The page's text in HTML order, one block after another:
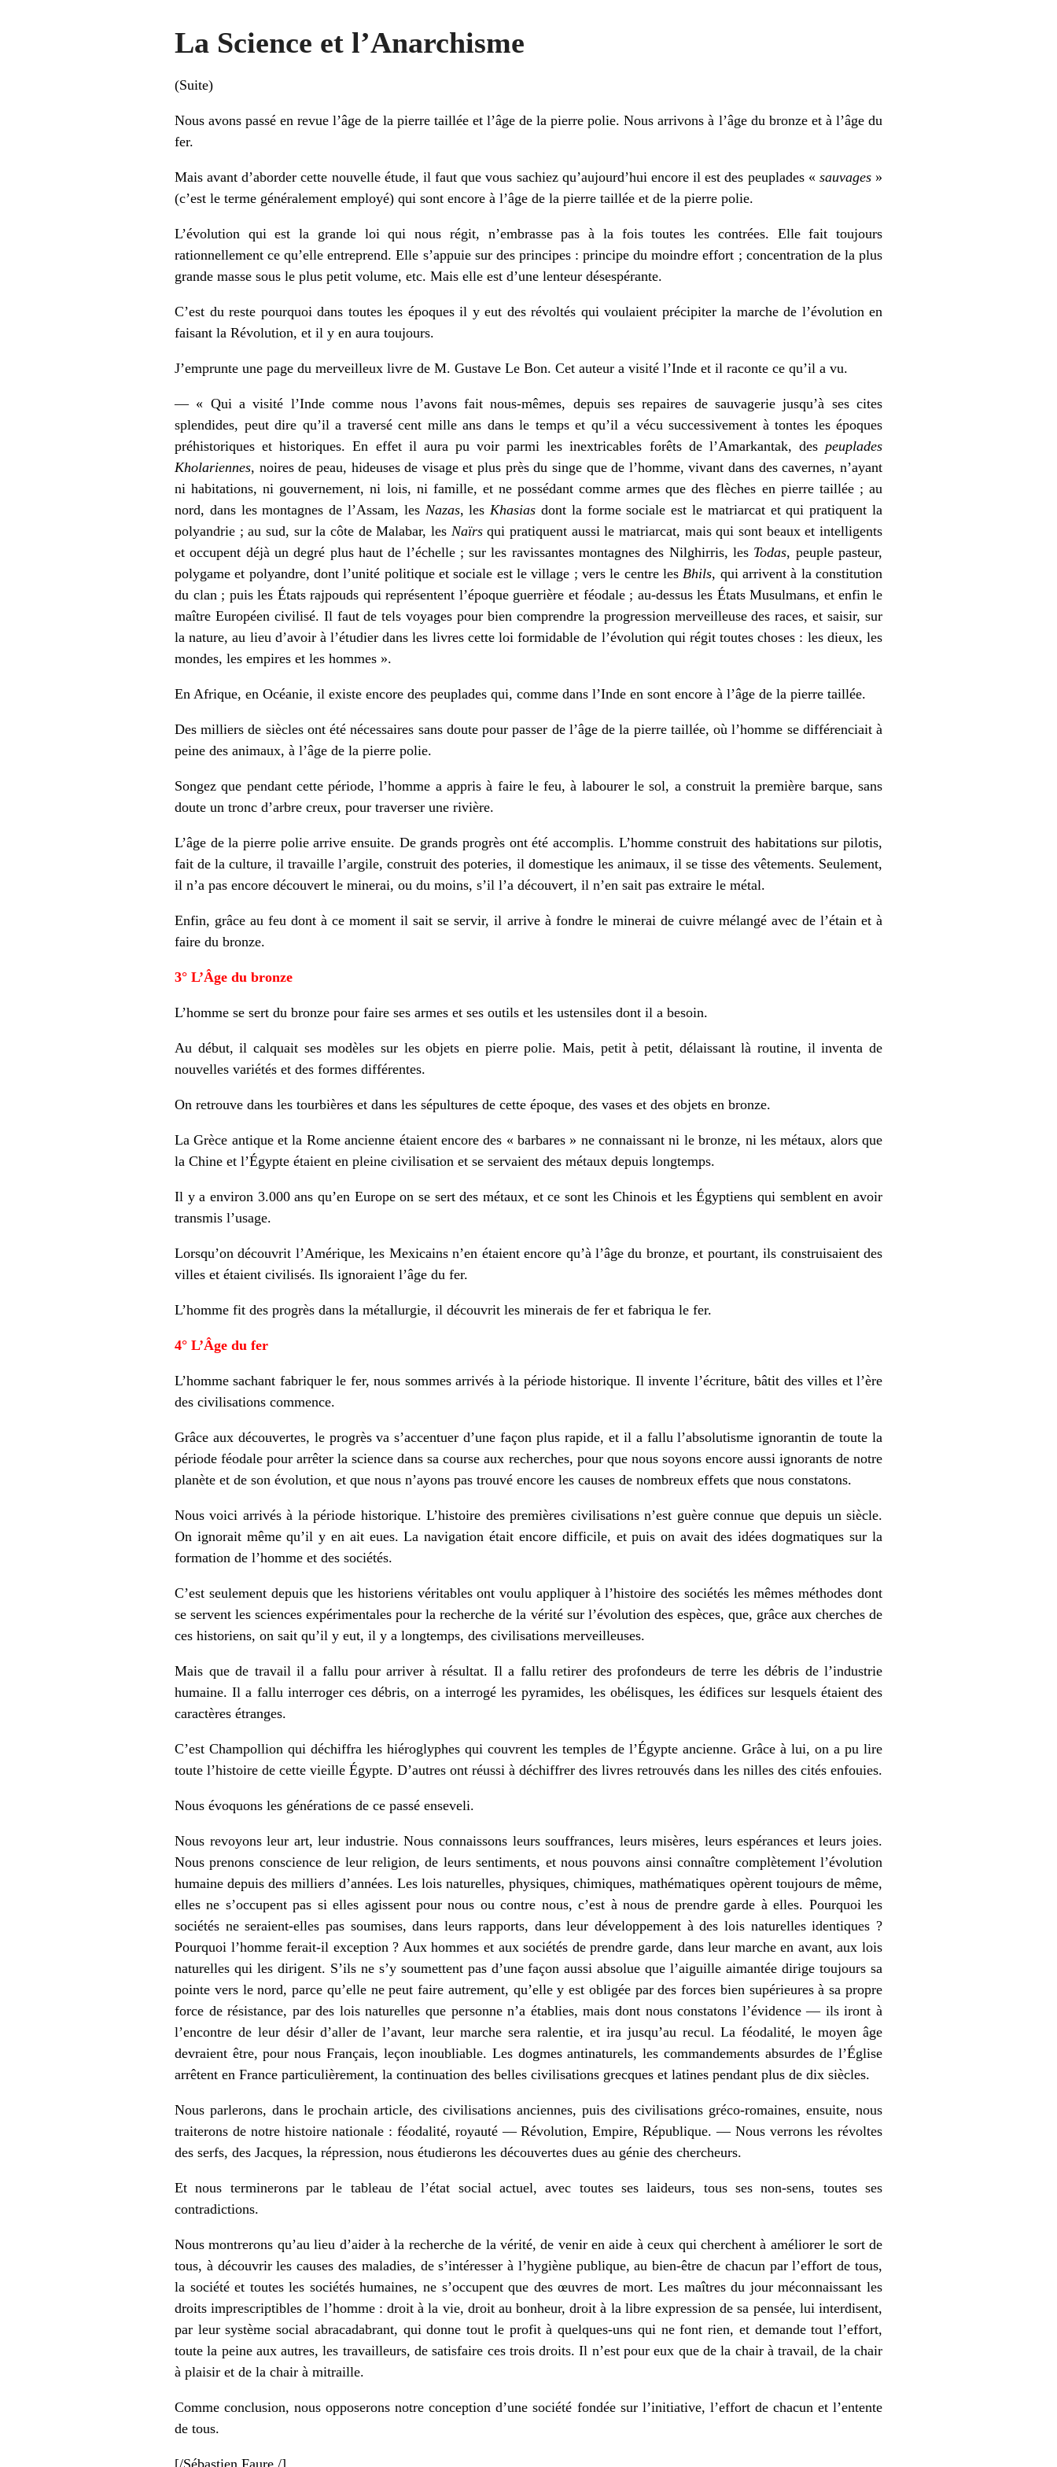
La Science et l’Anarchisme
(Suite)
Nous avons passé en revue l’âge de la pierre taillée et l’âge de la pierre polie. Nous arrivons à l’âge du bronze et à l’âge du
fer.
Mais avant d’aborder cette nouvelle étude, il faut que vous sachiez qu’aujourd’hui encore il est des peuplades « sauvages»
(c’est le terme généralement employé) qui sont encore à l’âge de la pierre taillée et de la pierre polie.
L’évolution qui est la grande loi qui nous régit, n’embrasse pas à la fois toutes les contrées. Elle fait toujours
rationnellement ce qu’elle entreprend. Elle s’appuie sur des principes : principe du moindre effort ; concentration de la plus
grande masse sous le plus petit volume, etc. Mais elle est d’une lenteur désespérante.
C’est du reste pourquoi dans toutes les époques il y eut des révoltés qui voulaient précipiter la marche de l’évolution en
faisant la Révolution, et il y en aura toujours.
J’emprunte une page du merveilleux livre de M. Gustave Le Bon. Cet auteur a visité l’Inde et il raconte ce qu’il a vu.
— « Qui a visité l’Inde comme nous l’avons fait nous-mêmes, depuis ses repaires de sauvagerie jusqu’à ses cites
splendides, peut dire qu’il a traversé cent mille ans dans le temps et qu’il a vécu successivement à tontes les époques
préhistoriques et historiques. En effet il aura pu voir parmi les inextricables forêts de l’Amarkantak, des peuplades
Kholariennes, noires de peau, hideuses de visage et plus près du singe que de l’homme, vivant dans des cavernes, n’ayant
ni habitations, ni gouvernement, ni lois, ni famille, et ne possédant comme armes que des flèches en pierre taillée ; au
nord, dans les montagnes de l’Assam, les Nazas, les Khasias dont la forme sociale est le matriarcat et qui pratiquent la
polyandrie ; au sud, sur la côte de Malabar, les Naïrsqui pratiquent aussi le matriarcat, mais qui sont beaux et intelligents
et occupent déjà un degré plus haut de l’échelle ; sur les ravissantes montagnes des Nilghirris, les Todas, peuple pasteur,
polygame et polyandre, dont l’unité politique et sociale est le village ; vers le centre les Bhils, qui arrivent à la constitution
du clan ; puis les États rajpouds qui représentent l’époque guerrière et féodale ; au-dessus les États Musulmans, et enfin le
maître Européen civilisé. Il faut de tels voyages pour bien comprendre la progression merveilleuse des races, et saisir, sur
la nature, au lieu d’avoir à l’étudier dans les livres cette loi formidable de l’évolution qui régit toutes choses : les dieux, les
mondes, les empires et les hommes ».
En Afrique, en Océanie, il existe encore des peuplades qui, comme dans l’Inde en sont encore à l’âge de la pierre taillée.
Des milliers de siècles ont été nécessaires sans doute pour passer de l’âge de la pierre taillée, où l’homme se différenciait à
peine des animaux, à l’âge de la pierre polie.
Songez que pendant cette période, l’homme a appris à faire le feu, à labourer le sol, a construit la première barque, sans
doute un tronc d’arbre creux, pour traverser une rivière.
L’âge de la pierre polie arrive ensuite. De grands progrès ont été accomplis. L’homme construit des habitations sur pilotis,
fait de la culture, il travaille l’argile, construit des poteries, il domestique les animaux, il se tisse des vêtements. Seulement,
il n’a pas encore découvert le minerai, ou du moins, s’il l’a découvert, il n’en sait pas extraire le métal.
Enfin, grâce au feu dont à ce moment il sait se servir, il arrive à fondre le minerai de cuivre mélangé avec de l’étain et à
faire du bronze.
3° L’Âge du bronze
L’homme se sert du bronze pour faire ses armes et ses outils et les ustensiles dont il a besoin.
Au début, il calquait ses modèles sur les objets en pierre polie. Mais, petit à petit, délaissant là routine, il inventa de
nouvelles variétés et des formes différentes.
On retrouve dans les tourbières et dans les sépultures de cette époque, des vases et des objets en bronze.
La Grèce antique et la Rome ancienne étaient encore des « barbares » ne connaissant ni le bronze, ni les métaux, alors que
la Chine et l’Égypte étaient en pleine civilisation et se servaient des métaux depuis longtemps.
Il y a environ 3.000 ans qu’en Europe on se sert des métaux, et ce sont les Chinois et les Égyptiens qui semblent en avoir
transmis l’usage.
Lorsqu’on découvrit l’Amérique, les Mexicains n’en étaient encore qu’à l’âge du bronze, et pourtant, ils construisaient des
villes et étaient civilisés. Ils ignoraient l’âge du fer.
L’homme fit des progrès dans la métallurgie, il découvrit les minerais de fer et fabriqua le fer.
4° L’Âge du fer
L’homme sachant fabriquer le fer, nous sommes arrivés à la période historique. Il invente l’écriture, bâtit des villes et l’ère
des civilisations commence.
Grâce aux découvertes, le progrès va s’accentuer d’une façon plus rapide, et il a fallu l’absolutisme ignorantin de toute la
période féodale pour arrêter la science dans sa course aux recherches, pour que nous soyons encore aussi ignorants de notre
planète et de son évolution, et que nous n’ayons pas trouvé encore les causes de nombreux effets que nous constatons.
Nous voici arrivés à la période historique. L’histoire des premières civilisations n’est guère connue que depuis un siècle.
On ignorait même qu’il y en ait eues. La navigation était encore difficile, et puis on avait des idées dogmatiques sur la
formation de l’homme et des sociétés.
C’est seulement depuis que les historiens véritables ont voulu appliquer à l’histoire des sociétés les mêmes méthodes dont
se servent les sciences expérimentales pour la recherche de la vérité sur l’évolution des espèces, que, grâce aux cherches de
ces historiens, on sait qu’il y eut, il y a longtemps, des civilisations merveilleuses.
Mais que de travail il a fallu pour arriver à résultat. Il a fallu retirer des profondeurs de terre les débris de l’industrie
humaine. Il a fallu interroger ces débris, on a interrogé les pyramides, les obélisques, les édifices sur lesquels étaient des
caractères étranges.
C’est Champollion qui déchiffra les hiéroglyphes qui couvrent les temples de l’Égypte ancienne. Grâce à lui, on a pu lire
toute l’histoire de cette vieille Égypte. D’autres ont réussi à déchiffrer des livres retrouvés dans les nilles des cités enfouies.
Nous évoquons les générations de ce passé enseveli.
Nous revoyons leur art, leur industrie. Nous connaissons leurs souffrances, leurs misères, leurs espérances et leurs joies.
Nous prenons conscience de leur religion, de leurs sentiments, et nous pouvons ainsi connaître complètement l’évolution
humaine depuis des milliers d’années. Les lois naturelles, physiques, chimiques, mathématiques opèrent toujours de même,
elles ne s’occupent pas si elles agissent pour nous ou contre nous, c’est à nous de prendre garde à elles. Pourquoi les
sociétés ne seraient-elles pas soumises, dans leurs rapports, dans leur développement à des lois naturelles identiques ?
Pourquoi l’homme ferait-il exception ? Aux hommes et aux sociétés de prendre garde, dans leur marche en avant, aux lois
naturelles qui les dirigent. S’ils ne s’y soumettent pas d’une façon aussi absolue que l’aiguille aimantée dirige toujours sa
pointe vers le nord, parce qu’elle ne peut faire autrement, qu’elle y est obligée par des forces bien supérieures à sa propre
force de résistance, par des lois naturelles que personne n’a établies, mais dont nous constatons l’évidence — ils iront à
l’encontre de leur désir d’aller de l’avant, leur marche sera ralentie, et ira jusqu’au recul. La féodalité, le moyen âge
devraient être, pour nous Français, leçon inoubliable. Les dogmes antinaturels, les commandements absurdes de l’Église
arrêtent en France particulièrement, la continuation des belles civilisations grecques et latines pendant plus de dix siècles.
Nous parlerons, dans le prochain article, des civilisations anciennes, puis des civilisations gréco-romaines, ensuite, nous
traiterons de notre histoire nationale : féodalité, royauté — Révolution, Empire, République. — Nous verrons les révoltes
des serfs, des Jacques, la répression, nous étudierons les découvertes dues au génie des chercheurs.
Et nous terminerons par le tableau de l’état social actuel, avec toutes ses laideurs, tous ses non-sens, toutes ses
contradictions.
Nous montrerons qu’au lieu d’aider à la recherche de la vérité, de venir en aide à ceux qui cherchent à améliorer le sort de
tous, à découvrir les causes des maladies, de s’intéresser à l’hygiène publique, au bien-être de chacun par l’effort de tous,
la société et toutes les sociétés humaines, ne s’occupent que des œuvres de mort. Les maîtres du jour méconnaissant les
droits imprescriptibles de l’homme : droit à la vie, droit au bonheur, droit à la libre expression de sa pensée, lui interdisent,
par leur système social abracadabrant, qui donne tout le profit à quelques-uns qui ne font rien, et demande tout l’effort,
toute la peine aux autres, les travailleurs, de satisfaire ces trois droits. Il n’est pour eux que de la chair à travail, de la chair
à plaisir et de la chair à mitraille.
Comme conclusion, nous opposerons notre conception d’une société fondée sur l’initiative, l’effort de chacun et l’entente
de tous.
[/Sébastien Faure ./]